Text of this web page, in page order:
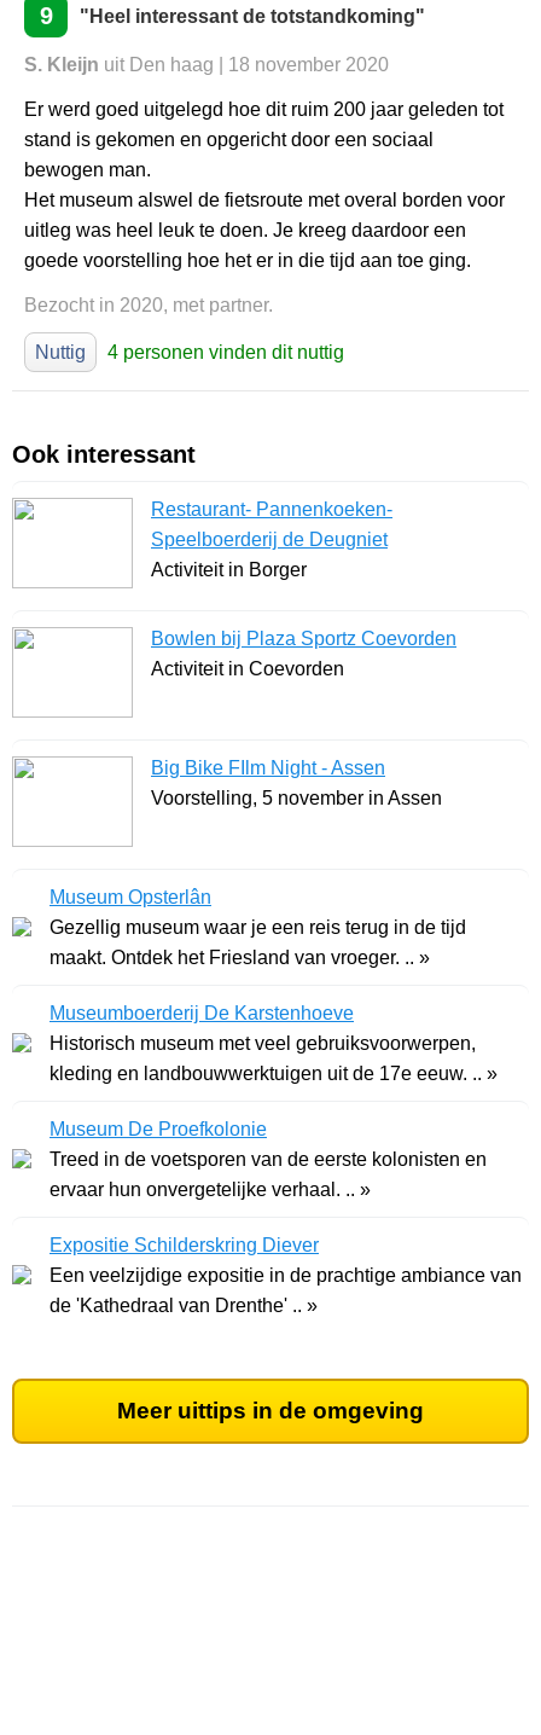
9 "Heel interessant de totstandkoming"
S. Kleijn uit Den haag | 18 november 2020
Er werd goed uitgelegd hoe dit ruim 200 jaar geleden tot
stand is gekomen en opgericht door een sociaal
bewogen man.
Het museum alswel de fietsroute met overal borden voor
uitleg was heel leuk te doen. Je kreeg daardoor een
goede voorstelling hoe het er in die tijd aan toe ging.
Bezocht in 2020, met partner.
Nuttig 4 personen vinden dit nuttig
Ook interessant
Restaurant- Pannenkoeken-
Speelboerderij de Deugniet
Activiteit in Borger
Bowlen bij Plaza Sportz Coevorden
Activiteit in Coevorden
Big Bike FIlm Night - Assen
Voorstelling, 5 november in Assen
Museum Opsterlân
Gezellig museum waar je een reis terug in de tijd
maakt. Ontdek het Friesland van vroeger. .. »
Museumboerderij De Karstenhoeve
Historisch museum met veel gebruiksvoorwerpen,
kleding en landbouwwerktuigen uit de 17e eeuw. .. »
Museum De Proefkolonie
Treed in de voetsporen van de eerste kolonisten en
ervaar hun onvergetelijke verhaal. .. »
Expositie Schilderskring Diever
Een veelzijdige expositie in de prachtige ambiance van
de 'Kathedraal van Drenthe' .. »
Meer uittips in de omgeving